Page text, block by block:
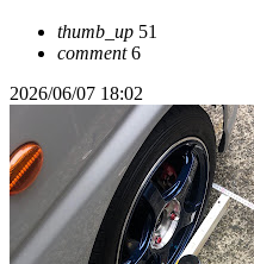
thumb_up 51
comment6
2026/06/07 18:02